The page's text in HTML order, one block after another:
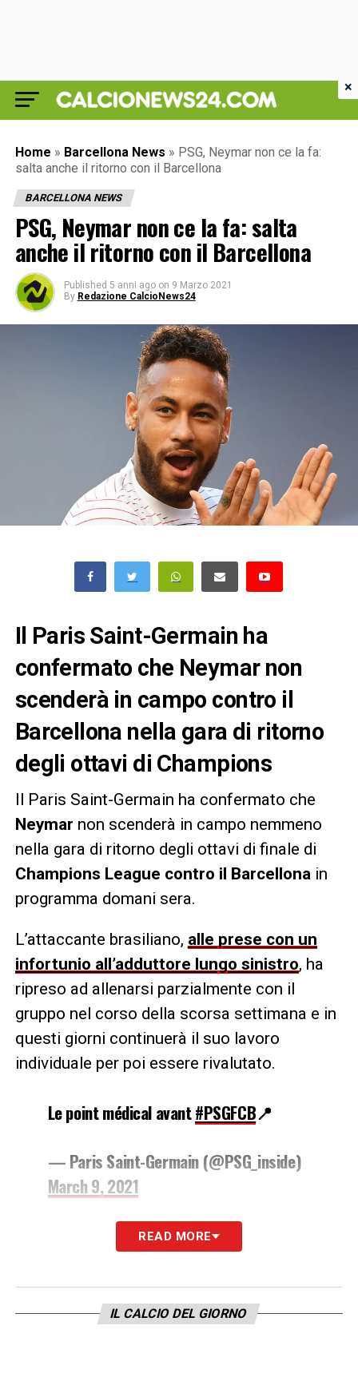
Home » Barcellona News » PSG, Neymar non ce la fa:
salta anche il ritorno con il Barcellona
BARCELLONA NEWS
PSG, Neymar non ce la fa: salta
anche il ritorno con il Barcellona
Published 5 anni ago on 9 Marzo 2021
By Redazione CalcioNews24
Il Paris Saint-Germain ha
confermato che Neymar non
scenderà in campo contro il
Barcellona nella gara di ritorno
degli ottavi di Champions
Il Paris Saint-Germain ha confermato che
Neymar non scenderà in campo nemmeno
nella gara di ritorno degli ottavi di finale di
Champions League contro il Barcellonain
programma domani sera.
L’attaccante brasiliano, alle prese con un
infortunio all’adduttore lungo sinistro, ha
ripreso ad allenarsi parzialmente con il
gruppo nel corso della scorsa settimana e in
questi giorni continuerà il suo lavoro
individuale per poi essere rivalutato.
Le point médical avant#PSGFCB📍
— Paris Saint-Germain (@PSG_inside)
March 9, 2021
LA PLAYLIST DELLE NOSTRE TOP NEWS
READ MORE
IL CALCIO DEL GIORNO
×